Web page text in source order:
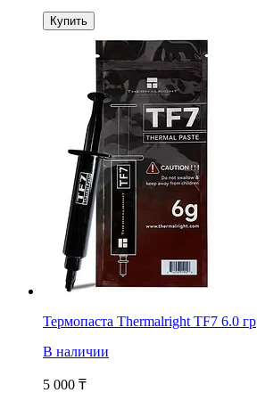
Купить
Термопаста Thermalright TF7 6.0 гр
В наличии
5 000 ₸